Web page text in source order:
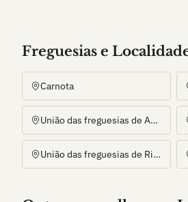
Freguesias e
Carnota
União das freguesias de Abrigada e Cabanas de Torres
União das freguesias de Ribafria e Pereiro de Palhacana